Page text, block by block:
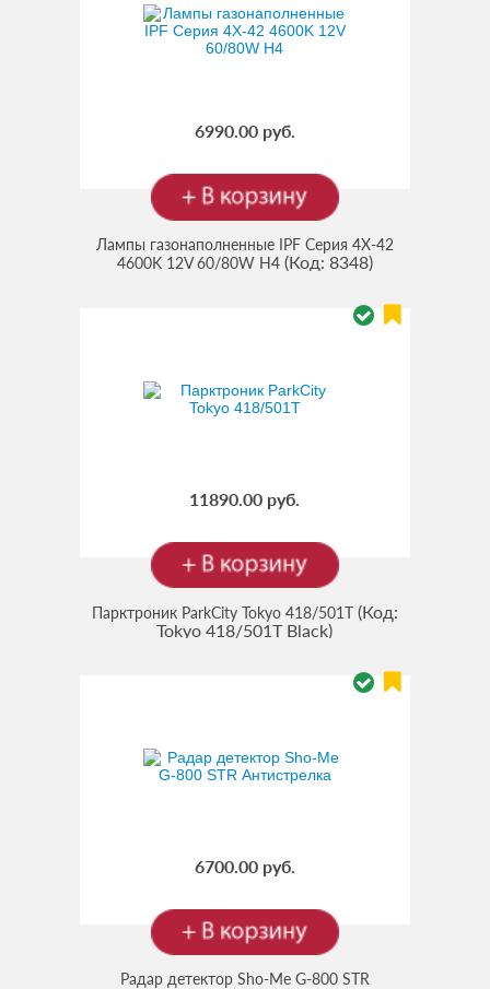
6990.00 руб.
Лампы газонаполненные IPF Серия 4X-42
4600K 12V 60/80W H4 (Код: 8348)
11890.00 руб.
Парктроник ParkCity Tokyo 418/501T (Код:
Tokyo 418/501T Black)
6700.00 руб.
Радар детектор Sho-Me G-800 STR